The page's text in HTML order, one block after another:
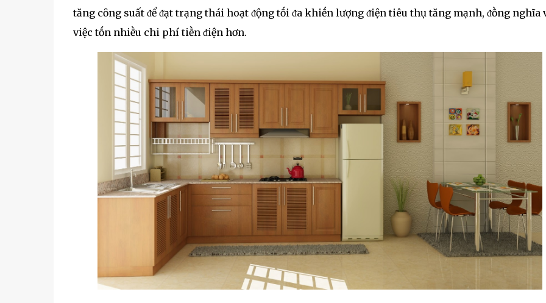
tăng cȏng suất ᵭể ᵭạt trạng thái hoạt ᵭộng tṓi ᵭa khiḗn lượng ᵭiện tiêu thụ tăng mạnh, ᵭṑng nghĩa
việc tṓn nhiḕu chi phí tiḕn ᵭiện hơn.